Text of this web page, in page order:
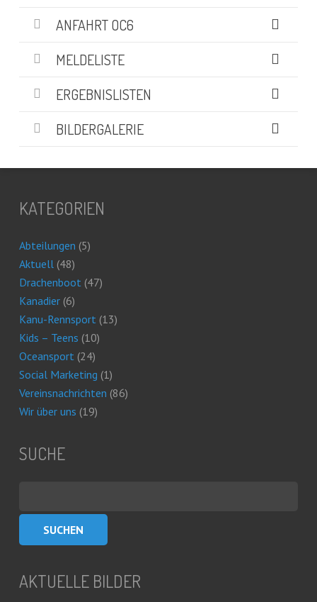
ANFAHRT OC6
MELDELISTE
ERGEBNISLISTEN
BILDERGALERIE
KATEGORIEN
Abteilungen (5)
Aktuell(48)
Drachenboot(47)
Kanadier(6)
Kanu-Rennsport(13)
Kids – Teens (10)
Oceansport(24)
Social Marketing (1)
Vereinsnachrichten (86)
Wir über uns (19)
SUCHE
AKTUELLE BILDER